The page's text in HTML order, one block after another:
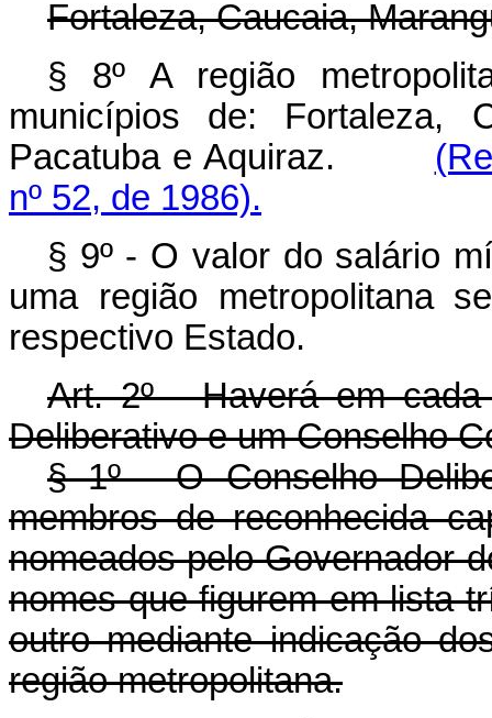
Fortaleza, Caucaia,
§ 8º A região
municípios de: Fortaleza,
Pacatuba e Aquiraz.
nº 52, de 1986).
§ 9º - O valor do salário
uma região metropolitana
respectivo Estado.
Art. 2º - Haverá em cada
Deliberativo e um Conselho
§ 1º - O Conselho
membros de reconhecida
nomeados pelo Governador
nomes que figurem em lista
outro mediante indicação
região metropolitana.